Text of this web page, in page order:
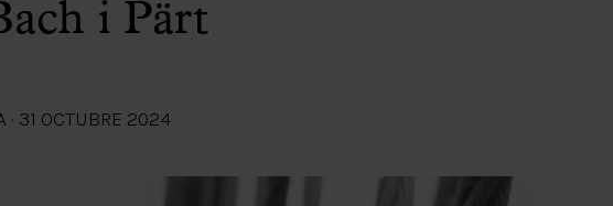
i Pärt
· 31 OCTUBRE 2024